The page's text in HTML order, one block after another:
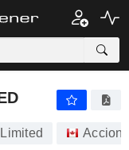
-0,89 %